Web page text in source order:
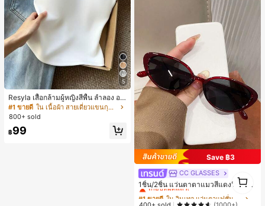
5
Resyla เสื้อกล้ามผู้หญิงสีพื้น ลำลอง อเ
นกประสงค์ เหมาะสำหรับใส่ซ้อนหรือใส่
เดี่ยว
#1 ขายดี
ใน เนื้อผ้า สายเดี่ยวแขนกุดสีสดใส
800+ sold
฿99
Save ฿3
CC GLASSES
1ชิ้น/2ชิ้น แว่นตาตาแมวสีแดงวินเทจ
สำหรับสาวฮอต - ดีไซน์กรอบมินิมอล เ
หมาะสำหรับชายหาดในฤดูร้อน
#1 ขายดี
เกือบหมดแล้ว!
#1 ขายดี
#1 ขายดี
1